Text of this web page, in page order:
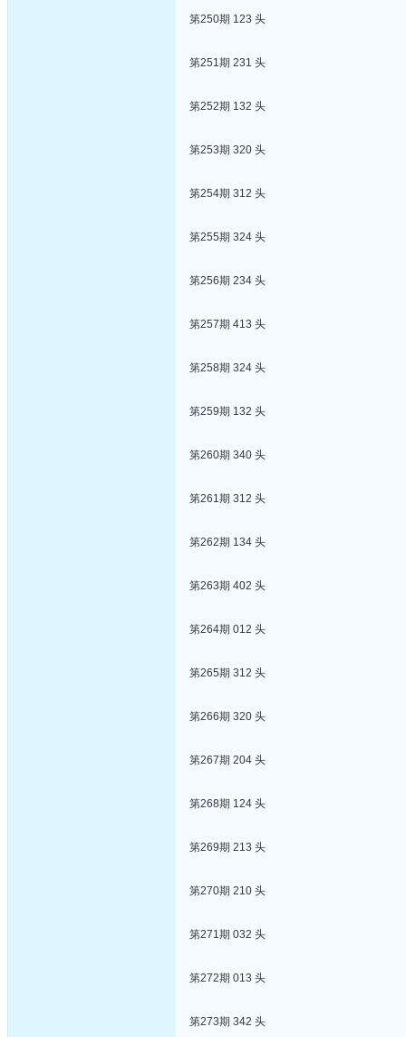
第250期 123 头
第251期 231 头
第252期 132 头
第253期 320 头
第254期 312 头
第255期 324 头
第256期 234 头
第257期 413 头
第258期 324 头
第259期 132 头
第260期 340 头
第261期 312 头
第262期 134 头
第263期 402 头
第264期 012 头
第265期 312 头
第266期 320 头
第267期 204 头
第268期 124 头
第269期 213 头
第270期 210 头
第271期 032 头
第272期 013 头
第273期 342 头